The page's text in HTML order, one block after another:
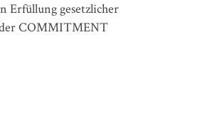
Erfüllung gesetzlicher
der COMMITMENT